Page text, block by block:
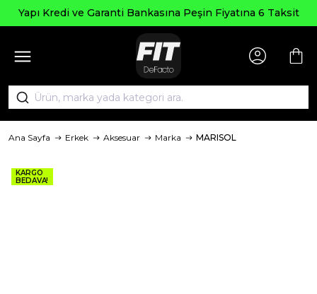
Yapı Kredi ve Garanti Bankasına Peşin Fiyatına 6 Taksit
Ana Sayfa Erkek Aksesuar Marka MARISOL
KARGO
BEDAVA!